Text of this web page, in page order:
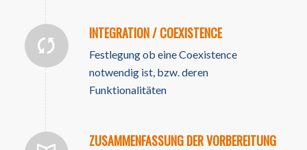
INTEGRATION / COEXISTENCE
Festlegung ob eine Coexistence
notwendig ist, bzw. deren
Funktionalitäten
ZUSAMMENFASSUNG DER VORBEREITUNG